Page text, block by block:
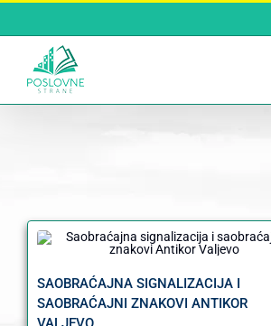
SAOBRAĆAJNA SIGNALIZACIJA I
SAOBRAĆAJNI ZNAKOVI ANTIKOR